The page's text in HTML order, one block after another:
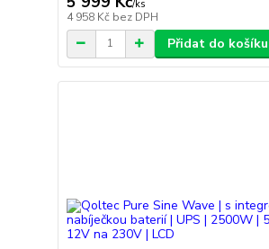
/ks
4 958 Kč bez DPH
Přidat do košíku